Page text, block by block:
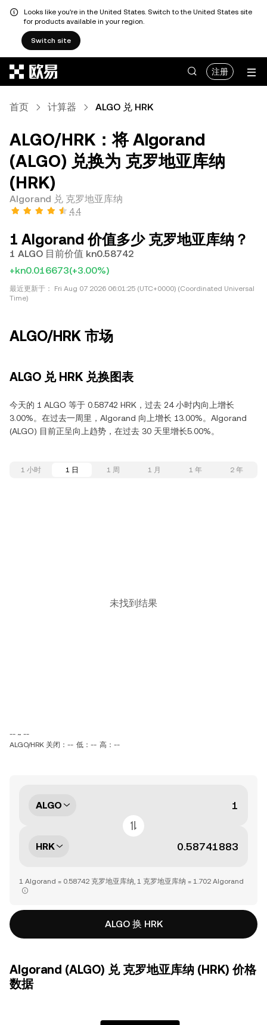
Looks like you're in the United States. Switch to the United States site
for products available in your region.
Switch site
注册
首页 计算器 ALGO 兑 HRK
ALGO/HRK：将 Algorand
(ALGO) 兑换为 克罗地亚库纳
(HRK)
Algorand 兑 克罗地亚库纳
4.4
1 Algorand 价值多少 克罗地亚库纳？
1 ALGO 目前价值 kn0.58742
+kn0.016673(+3.00%)
最近更新于：
Fri Aug 07 2026 06:01:25 (UTC+0000) (Coordinated Universal
Time)
ALGO/HRK 市场
ALGO 兑 HRK 兑换图表
今天的 1 ALGO 等于 0.58742 HRK，过去 24 小时内向上增长
3.00%。在过去一周里，Algorand 向上增长 13.00%。Algorand
(ALGO) 目前正呈向上趋势，在过去 30 天里增长5.00%。
1 小时 1 日 1 周 1 月 1 年 2 年
未找到结果
-- ~ --
ALGO/HRK 关闭：-- 低：-- 高：--
ALGO
HRK
1 Algorand = 0.58742 克罗地亚库纳, 1 克罗地亚库纳 = 1.702 Algorand
ALGO 换 HRK
Algorand (ALGO) 兑 克罗地亚库纳 (HRK) 价格
数据